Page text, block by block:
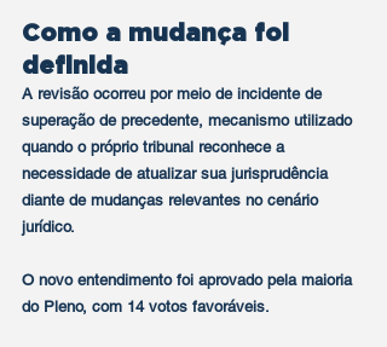
Como a mudança foi
definida
A revisão ocorreu por meio de incidente de
superação de precedente, mecanismo utilizado
quando o próprio tribunal reconhece a
necessidade de atualizar sua jurisprudência
diante de mudanças relevantes no cenário
jurídico.
O novo entendimento foi aprovado pela maioria
do Pleno, com 14 votos favoráveis.